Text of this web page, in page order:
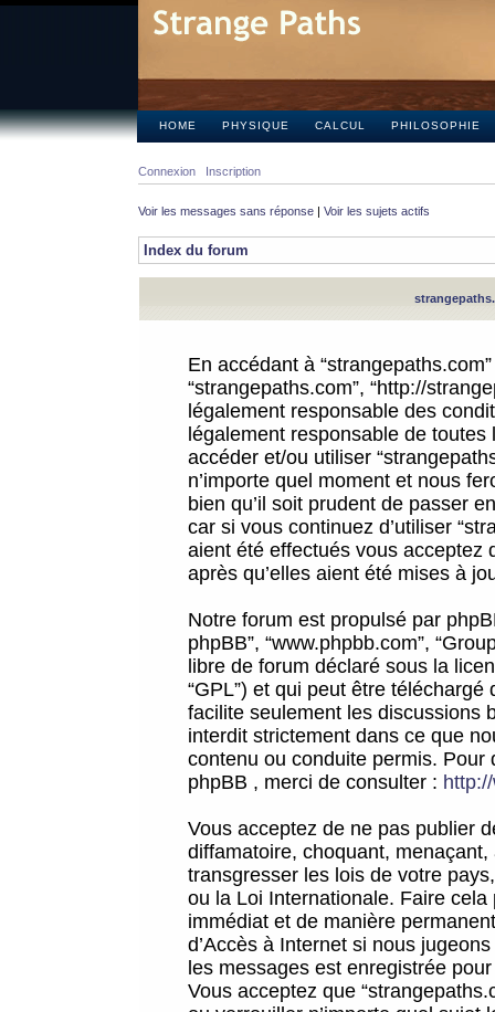
HOME PHYSIQUE CALCUL PHILOSOPHIE
Connexion Inscription
Voir les messages sans réponse | Voir les sujets actifs
Index du forum
En accédant à
“strangepaths.com”, “http://
légalement responsable des
légalement responsable de
accéder et/ou utiliser
n’importe quel moment et nous
bien qu’il soit prudent de passer
car si vous continuez d’utiliser
aient été effectués vous acceptez
après qu’elles aient été mises à
Notre forum est propulsé par
phpBB”, “www.phpbb.com”,
libre de forum déclaré sous la
“GPL”) et qui peut être téléchargé
facilite seulement les discussions
interdit strictement dans ce que
contenu ou conduite permis.
phpBB , merci de consulter :
Vous acceptez de ne pas publier
diffamatoire, choquant,
transgresser les lois de votre
ou la Loi Internationale. Faire
immédiat et de manière
d’Accès à Internet si nous
les messages est enregistrée
Vous acceptez que